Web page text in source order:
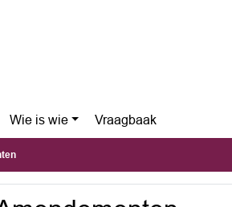
Wie is wie Vraagbaak